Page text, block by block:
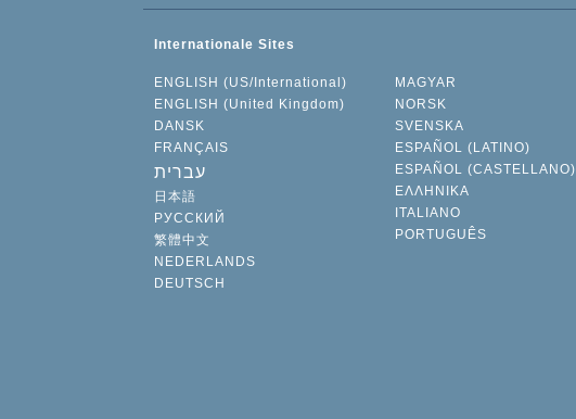
Internationale Sites
ENGLISH (US/International)
ENGLISH (United Kingdom)
DANSK
FRANÇAIS
עברית
日本語
РУССКИЙ
繁體中文
NEDERLANDS
DEUTSCH
MAGYAR
NORSK
SVENSKA
ESPAÑOL (LATINO)
ESPAÑOL (CASTELLANO)
ΕΛΛΗΝΙΚA
ITALIANO
PORTUGUÊS